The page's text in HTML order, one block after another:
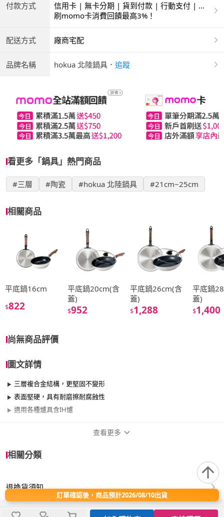
付款方式
信用卡 | 無卡分期 | 貨到付款 | 行動支付 | 超
商付款 | ATM | 銀聯卡
刷momo卡消費回饋最高3%！
配送方式 廠商宅配
品牌名稱 hokua 北陸鍋具 ． 追蹤
看更多「鍋具」熱門商品
#三層 #陶瓷 #hokua 北陸鍋具 #21cm~25cm
相關商品
平底鍋16cm
$822
平底鍋20cm(含
蓋)
$952
平底鍋26cm(含
蓋)
$1,288
平底鍋
蓋)
$1,400
尚無商品評價
圖文詳情
三層複合金結構，更堅固不變形
表面堅硬，具有耐磨擦耐腐蝕性
適用各種爐具含IH爐
尺寸 21cm~25cm
材質 其他合金
查看更多
相關分類
退換貨須知
訂單確認後，商品預計2026/08/10出貨